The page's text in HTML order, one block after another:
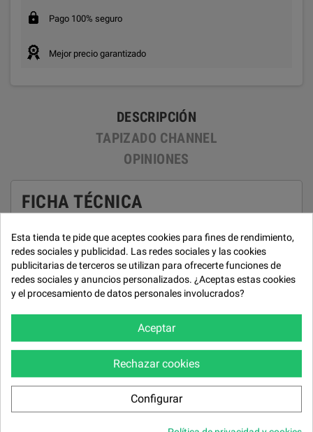
Pago 100% seguro
Mejor precio garantizado
DESCRIPCIÓN
TAPIZADO CHANNEL
OPINIONES
FICHA TÉCNICA
Madera de pino y aglomerado de 1ª calidad.
Suspensión asiento
Muelle zig-zag.
Almohadones asiento
Goma 32 kg. con muelle ensacado.
Cabezal y riñonera
Goma 25 kg Super Suave.
Esta tienda te pide que aceptes cookies para fines de rendimiento,
redes sociales y publicidad. Las redes sociales y las cookies
publicitarias de terceros se utilizan para ofrecerte funciones de
redes sociales y anuncios personalizados. ¿Aceptas estas cookies
y el procesamiento de datos personales involucrados?
Aceptar
Rechazar cookies
Configurar